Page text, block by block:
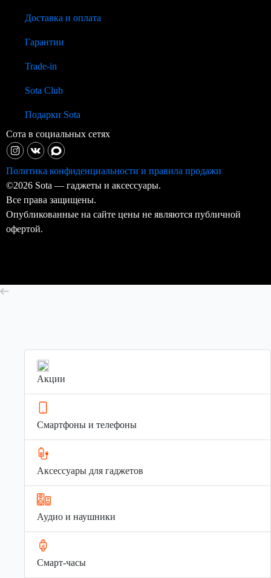
Доставка и оплата
Гарантии
Trade-in
Sota Club
Подарки Sota
Сота в социальных сетях
Политика конфиденциальности и правила продажи
©2026 Sota — гаджеты и аксессуары.
Все права защищены.
Опубликованные на сайте цены не являются публичной
офертой.
Акции
Смартфоны и телефоны
Аксессуары для гаджетов
Аудио и наушники
Смарт-часы